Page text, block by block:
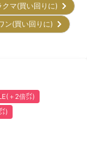
クマ(買い回りに)
ン(買い回りに)
＋2倍㌽)
)